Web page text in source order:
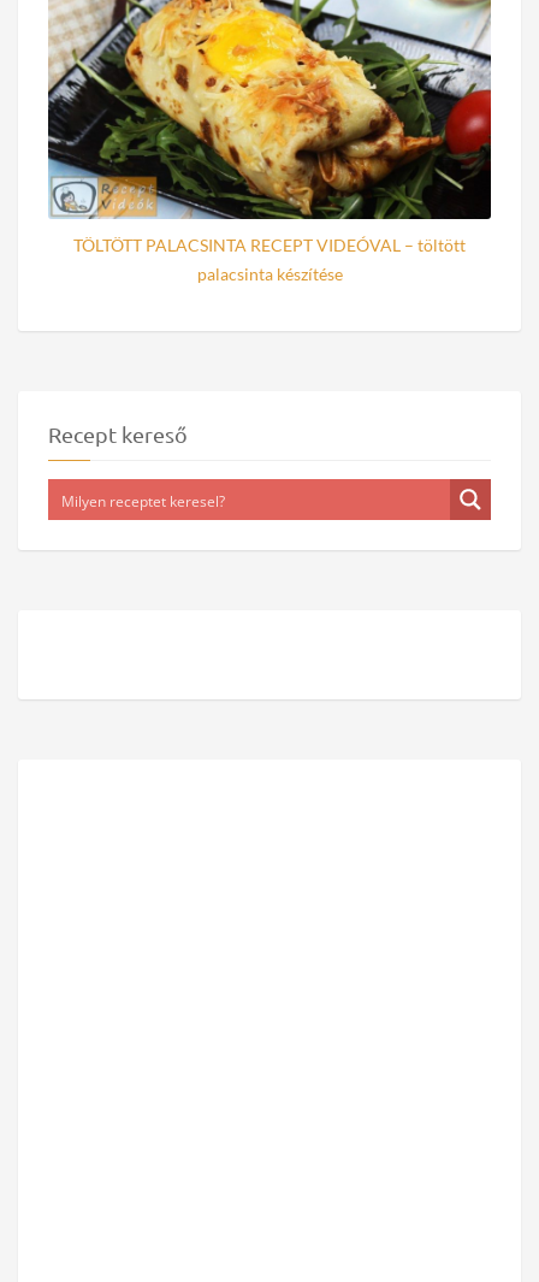
TÖLTÖTT PALACSINTA RECEPT VIDEÓVAL – töltött
palacsinta készítése
Recept kereső